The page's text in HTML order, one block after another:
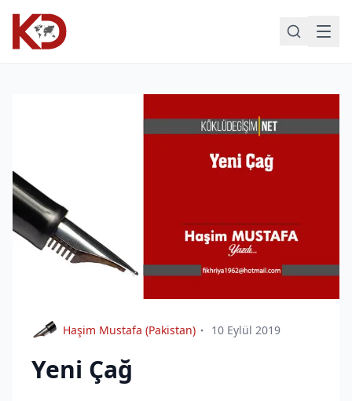
Haşim Mustafa (Pakistan) 10 Eylül 2019
Yeni Çağ